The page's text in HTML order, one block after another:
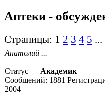
Аптеки -
Страницы: 1 2 3 4 5 ...
Анатолий ...
Статус — Академик
Сообщений: 1881
2004